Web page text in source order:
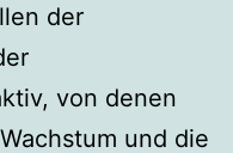
der
von denen
und die